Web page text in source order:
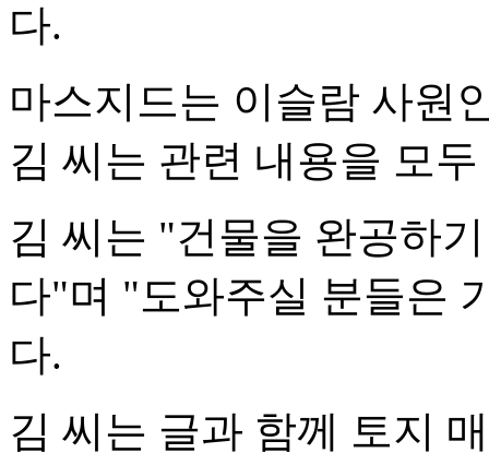
다.
마스지드는 이슬람 사원
김 씨는 관련 내용을 모
김 씨는 "건물을 완공하
다"며 "도와주실 분들은
다.
김 씨는 글과 함께 토지